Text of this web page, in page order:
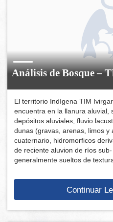
Análisis de Bosque –
El territorio Indígena TIM
encuentra en la llanura aluvial,
depósitos aluviales, fluvio
dunas (gravas, arenas, limos y
cuaternario, hidromorficos
de reciente aluvion de ríos
generalmente sueltos de
Continuar